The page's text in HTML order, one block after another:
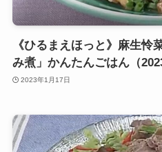
《ひるまえほっと》麻生怜
み煮」かんたんごはん（
2023年1月17日